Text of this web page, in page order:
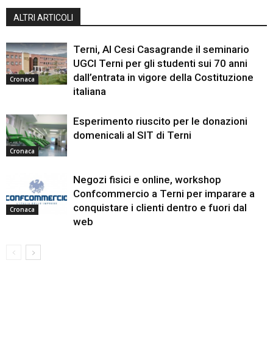
ALTRI ARTICOLI
Cronaca
Terni, Al Cesi Casagrande il seminario
UGCI Terni per gli studenti sui 70 anni
dall’entrata in vigore della Costituzione
italiana
Cronaca
Esperimento riuscito per le donazioni
domenicali al SIT di Terni
Cronaca
Negozi fisici e online, workshop
Confcommercio a Terni per imparare a
conquistare i clienti dentro e fuori dal
web